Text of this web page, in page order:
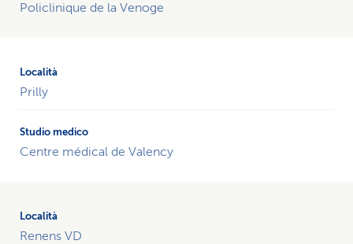
Policlinique de la Venoge
Prilly
Centre médical de Valency
Renens VD